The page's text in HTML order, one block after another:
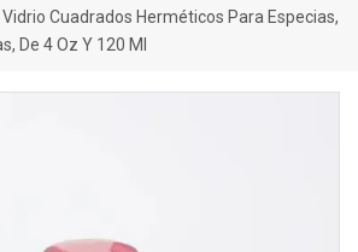
Cuadrados Herméticos Para Especias,
De 4 Oz Y 120 Ml